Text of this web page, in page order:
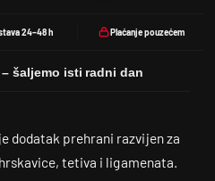
24–48 h Plaćanje pouzećem
je dodatak prehrani razvijen za
tetiva i ligamenata.